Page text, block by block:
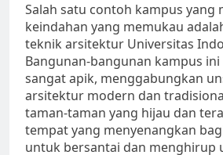
Salah satu contoh kampus yang
keindahan yang memukau
teknik arsitektur Universitas
Bangunan-bangunan kampus
sangat apik, menggabungkan
arsitektur modern dan
taman-taman yang hijau dan
tempat yang menyenangkan
untuk bersantai dan menghirup